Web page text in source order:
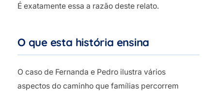
É exatamente essa a razão deste relato.
O que esta história ensina
O caso de Fernanda e Pedro ilustra vários
aspectos do caminho que famílias percorrem